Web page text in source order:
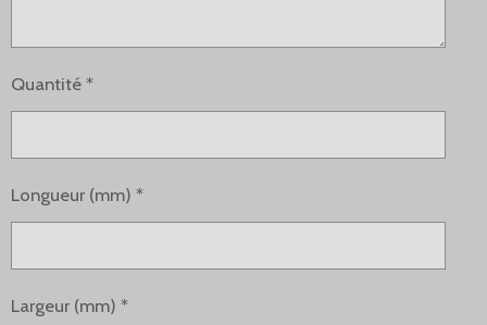
Quantité *
Longueur (mm) *
Largeur (mm) *